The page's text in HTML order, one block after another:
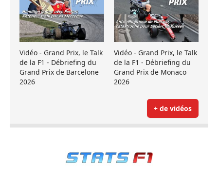
Vidéo - Grand Prix, le Talk
de la F1 - Débriefing du
Grand Prix de Barcelone
2026
Vidéo - Grand Prix, le Talk
de la F1 - Débriefing du
Grand Prix de Monaco
2026
+ de vidéos